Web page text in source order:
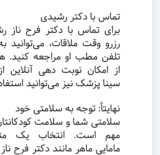
تماس با دکتر رشیدی
برای تماس با دکتر فرح ناز
رزرو وقت ملاقات، می‌توانید
تلفن مطب او مراجعه کنید.
از امکان نوبت دهی آنلاین
سینا پزشک نیز می‌توانید
نهایتاً: توجه به سلامتی خود
سلامتی شما و سلامت
مهم است. انتخاب یک
مامایی ماهر مانند دکتر فرح